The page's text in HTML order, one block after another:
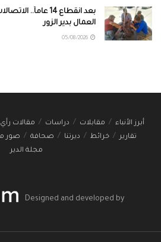
بعد انقطاع 14
العمال بدير الزور
أبرز الأنباء مقابلات دراسات مقالات رأي
تقارير
خرائط ديرتنا صحافة صور
مجلة الدير
Designed and developed by